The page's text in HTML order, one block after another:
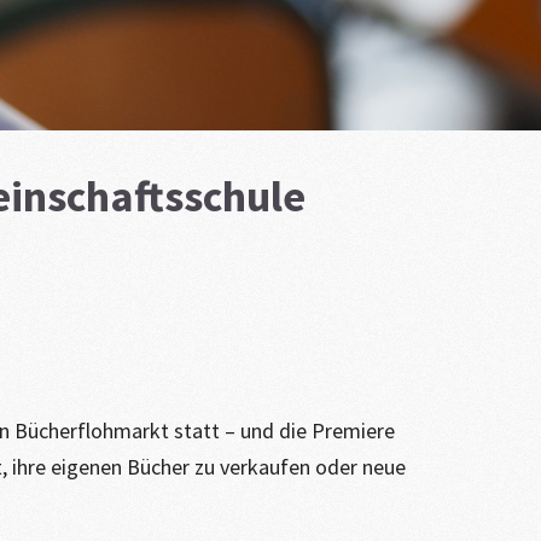
Bücherflohmarkt statt – und die Premiere
eigenen Bücher zu verkaufen oder neue